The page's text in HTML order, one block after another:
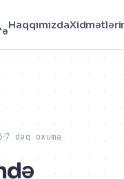
Haqqımızda
7 dəq oxuma